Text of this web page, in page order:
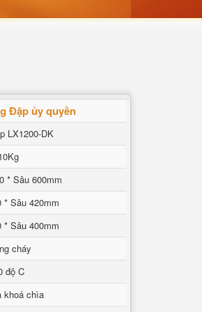
Đập ủy quyền
LX1200-DK
* Sâu 600mm
* Sâu 420mm
* Sâu 400mm
cháy
độ C
khoá chìa